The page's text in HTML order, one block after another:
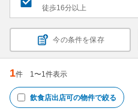
徒歩16分以上
今の条件を保存
1件 1〜1件表示
飲食店出店可の物件で絞る